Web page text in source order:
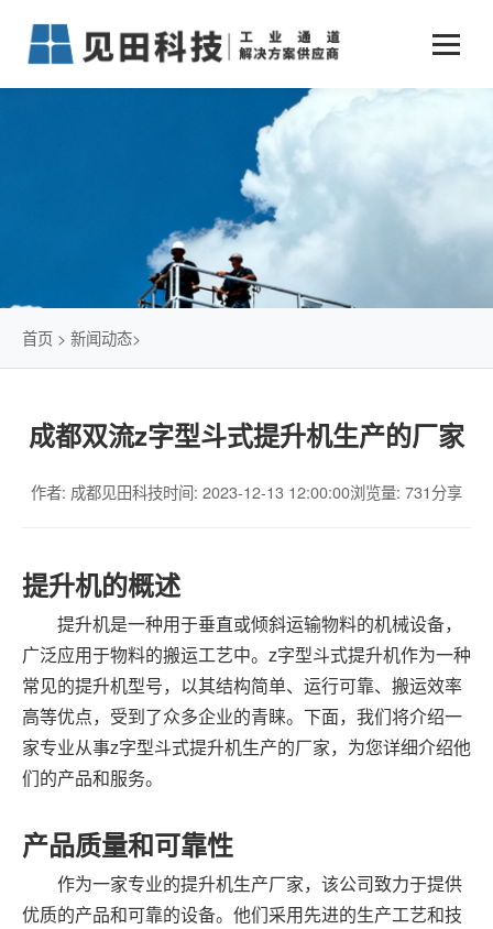
业务中心
仓储物流通道解决方案
智能立体库解决方案
简易升降机解决方案
新闻动态 +
传统仓储物流
石油化工行业
发展历程
首页 > 新闻动态>
成都双流z字型斗式提升机生产的厂家
作者: 成都见田科技时间: 2023-12-13 12:00:00浏览量: 731分享
提升机的概述
提升机是一种用于垂直或倾斜运输物料的机械设备，
广泛应用于物料的搬运工艺中。z字型斗式提升机作为一种
常见的提升机型号，以其结构简单、运行可靠、搬运效率
高等优点，受到了众多企业的青睐。下面，我们将介绍一
家专业从事z字型斗式提升机生产的厂家，为您详细介绍他
们的产品和服务。
产品质量和可靠性
作为一家专业的提升机生产厂家，该公司致力于提供
优质的产品和可靠的设备。他们采用先进的生产工艺和技